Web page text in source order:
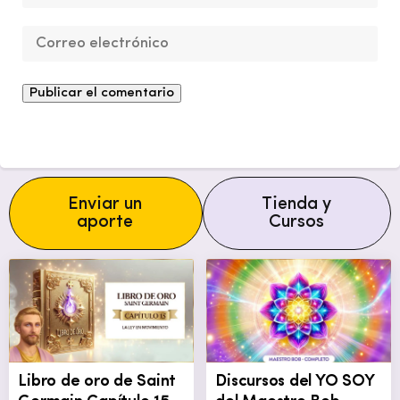
Enviar un
aporte
Tienda y
Cursos
Libro de oro de Saint
Discursos del YO SOY